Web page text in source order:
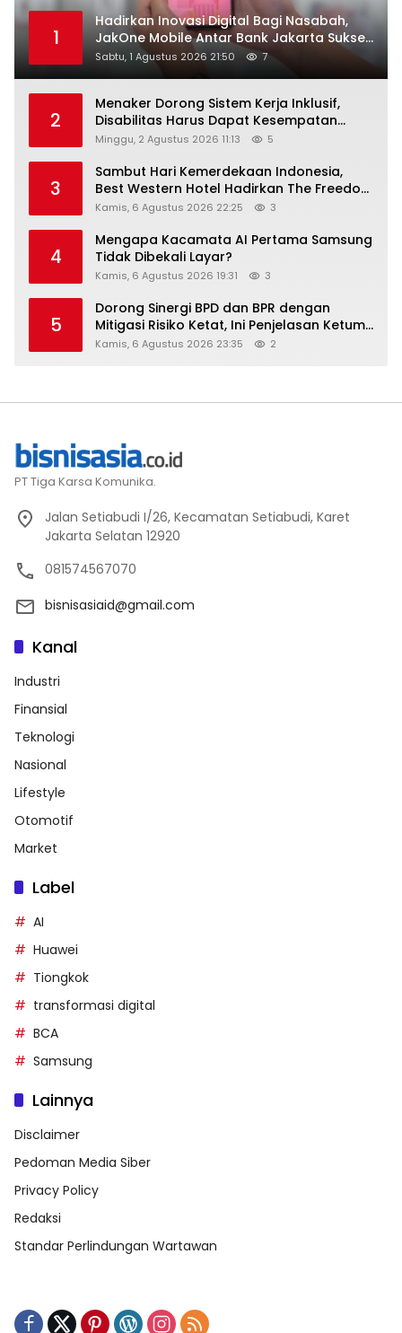
1
Hadirkan Inovasi Digital Bagi Nasabah,
JakOne Mobile Antar Bank Jakarta Sukses
Raih Digital Excellence Awards 2026
Sabtu, 1 Agustus 2026 21:50 7
2
Menaker Dorong Sistem Kerja Inklusif,
Disabilitas Harus Dapat Kesempatan
Setara
Minggu, 2 Agustus 2026 11:13 5
3
Sambut Hari Kemerdekaan Indonesia,
Best Western Hotel Hadirkan The Freedom
Stay Diskon Hingga 45%
Kamis, 6 Agustus 2026 22:25 3
4
Mengapa Kacamata AI Pertama Samsung
Tidak Dibekali Layar?
Kamis, 6 Agustus 2026 19:31 3
5
Dorong Sinergi BPD dan BPR dengan
Mitigasi Risiko Ketat, Ini Penjelasan Ketum
Asbanda
Kamis, 6 Agustus 2026 23:35 2
PT Tiga Karsa Komunika.
Jalan Setiabudi I/26, Kecamatan Setiabudi, Karet
Jakarta Selatan 12920
081574567070
bisnisasiaid@gmail.com
Kanal
Industri
Finansial
Teknologi
Nasional
Lifestyle
Otomotif
Market
Label
AI
Huawei
Tiongkok
transformasi digital
BCA
Samsung
Lainnya
Disclaimer
Pedoman Media Siber
Privacy Policy
Redaksi
Standar Perlindungan Wartawan